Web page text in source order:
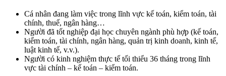
Cá nhân đang làm việc trong lĩnh vực kế toán, kiểm toán, tài
chính, thuế, ngân hàng…
Người đã tốt nghiệp đại học chuyên ngành phù hợp (kế toán,
kiểm toán, tài chính, ngân hàng, quản trị kinh doanh, kinh tế,
luật kinh tế, v.v.).
Người có kinh nghiệm thực tế tối thiểu 36 tháng trong lĩnh
vực tài chính – kế toán – kiểm toán.